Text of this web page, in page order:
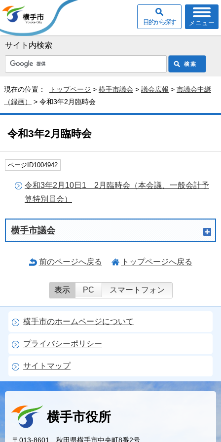
サイト内検索
メニュー
目的から探す
現在の位置： トップページ > 横手市議会 > 議会広報 > 市議会中継
（録画）
> 令和3年2月臨時会
令和3年2月臨時会
ページID1004942
令和3年2月10日1 2月臨時会（本会議、一般会計予
算特別員会）
横手市議会
前のページへ戻る トップページへ戻る
表示 PC スマートフォン
横手市のホームページについて
プライバシーポリシー
サイトマップ
横手市役所
〒013-8601 秋田県横手市中央町8番2号